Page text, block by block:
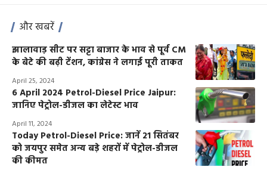
और खबरें
झालावाड़ सीट पर सट्टा बाजार के भाव से पूर्व CM
के बेटे की बढ़ी टेंशन, कांग्रेस ने लगाई पूरी ताकत
April 25, 2024
6 April 2024 Petrol-Diesel Price Jaipur:
जानिए पेट्रोल-डीजल का लेटेस्ट भाव
April 11, 2024
Today Petrol-Diesel Price: जानें 21 सितंबर
को जयपुर समेत अन्य बड़े शहरों में पेट्रोल-डीजल
की कीमत